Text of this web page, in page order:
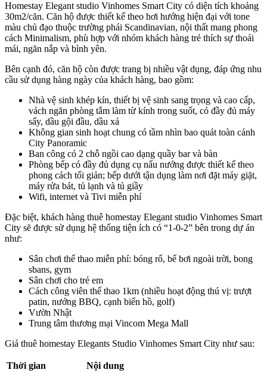
Homestay Elegant studio Vinhomes Smart City có diện tích khoảng
30m2/căn. Căn hộ được thiết kế theo hơi hướng hiện đại với tone
màu chủ đạo thuộc trường phái Scandinavian, nội thất mang phong
cách Minimalism, phù hợp với nhóm khách hàng trẻ thích sự thoải
mái, ngăn nắp và bình yên.
Bên cạnh đó, căn hộ còn được trang bị nhiều vật dụng, đáp ứng nhu
cầu sử dụng hàng ngày của khách hàng, bao gồm:
Nhà vệ sinh khép kín, thiết bị vệ sinh sang trọng và cao cấp,
vách ngăn phòng tắm làm từ kính trong suốt, có đầy đủ máy
sấy, dầu gội đầu, dầu xả
Không gian sinh hoạt chung có tầm nhìn bao quát toàn cảnh
City Panoramic
Ban công có 2 chỗ ngồi cao dạng quầy bar và bàn
Phòng bếp có đầy đủ dụng cụ nấu nướng được thiết kế theo
phong cách tối giản; bếp dưới tận dụng làm nơi đặt máy giặt,
máy rửa bát, tủ lạnh và tủ giầy
Wifi, internet và Tivi miễn phí
Đặc biệt, khách hàng thuê homestay Elegant studio Vinhomes Smart
City sẽ được sử dụng hệ thống tiện ích có “1-0-2” bên trong dự án
như:
Sân chơi thể thao miễn phí: bóng rổ, bể bơi ngoài trời, bong
sbans, gym
Sân chơi cho trẻ em
Cách công viên thể thao 1km (nhiều hoạt động thú vị: trượt
patin, nướng BBQ, cạnh biển hồ, golf)
Vườn Nhật
Trung tâm thương mại Vincom Mega Mall
Giá thuê homestay Elegants Studio Vinhomes Smart City như sau:
Thời gian
Nội dung